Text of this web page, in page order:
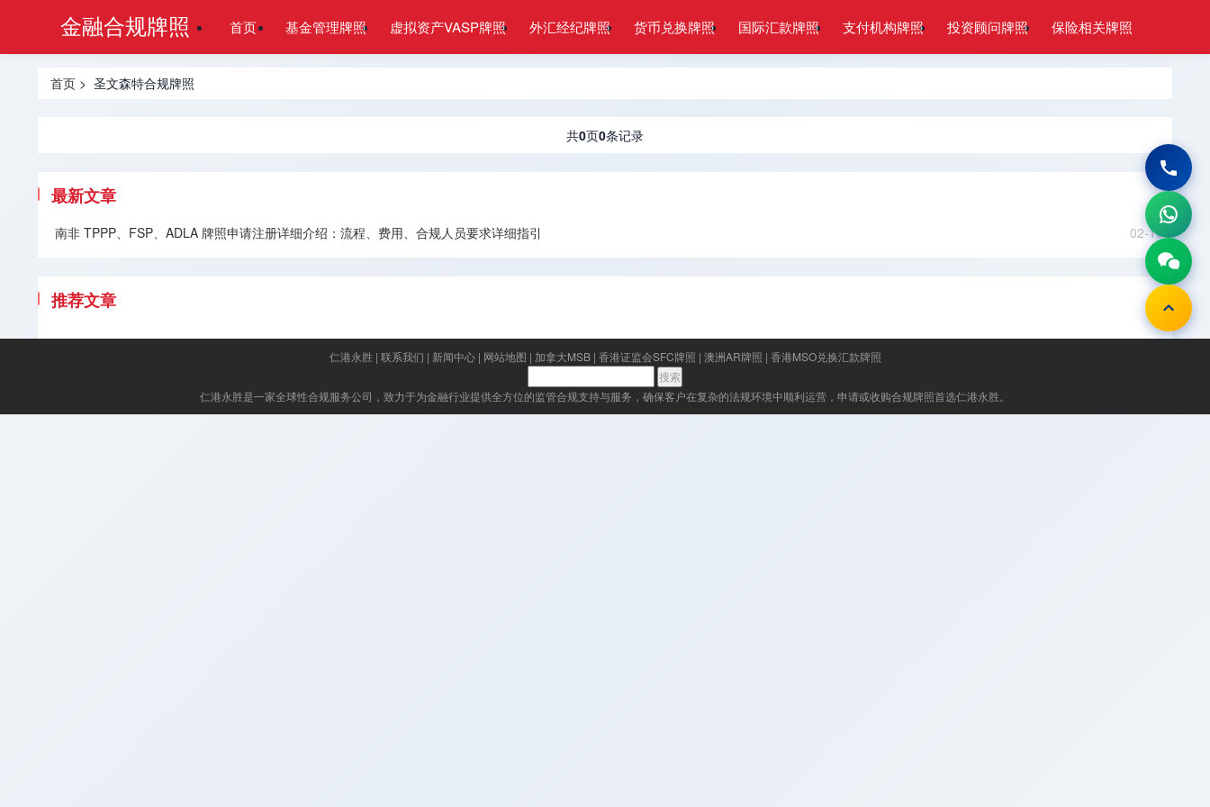
金融合规牌照 首页 基金管理牌照 虚拟资产VASP牌照 外汇经纪牌照 货币兑换牌照 国际汇款牌照 支付机构牌照 投资顾问牌照 保险相关牌照
首页 > 圣文森特合规牌照
共0页0条记录
最新文章
02-10
南非 TPPP、FSP、ADLA 牌照申请注册详细介绍：流程、费用、合规人员要求详细指引
推荐文章
仁港永胜| 联系我们 | 新闻中心| 网站地图 | 加拿大MSB| 香港证监会SFC牌照 | 澳洲AR牌照 | 香港MSO兑换汇款牌照
仁港永胜是一家全球性合规服务公司，致力于为金融行业提供全方位的监管合规支持与服务，确保客户在复杂的法规环境中顺利运营，申请或收购合规牌照首选仁港永胜。